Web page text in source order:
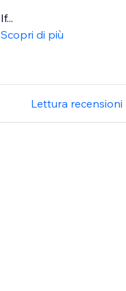
If...
Scopri di più
Lettura recensioni